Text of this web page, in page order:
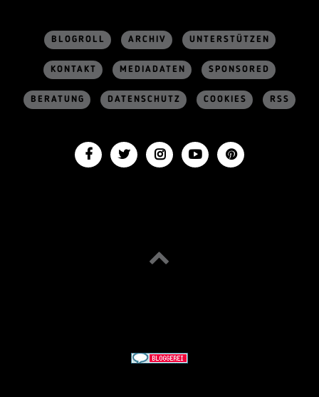
BLOGROLL ARCHIV UNTERSTÜTZEN
KONTAKT MEDIADATEN SPONSORED
BERATUNG DATENSCHUTZ COOKIES RSS